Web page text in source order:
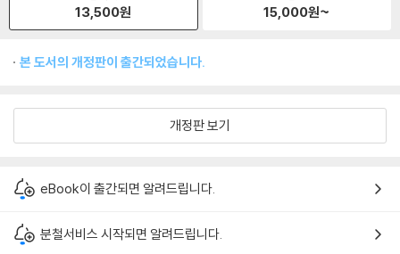
13,500원 15,000원~
본 도서의 개정판이 출간되었습니다.
개정판 보기
eBook이 출간되면 알려드립니다.
분철서비스 시작되면 알려드립니다.